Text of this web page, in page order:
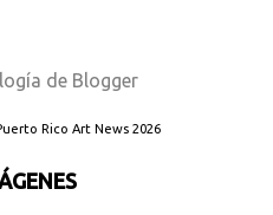
de Blogger
Rico Art News 2026